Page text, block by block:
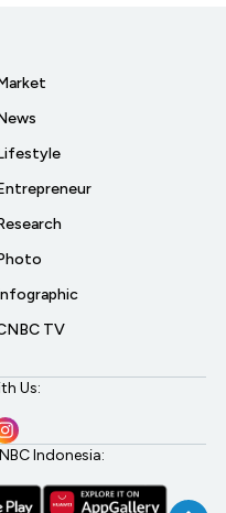
TV
Us:
Indonesia: